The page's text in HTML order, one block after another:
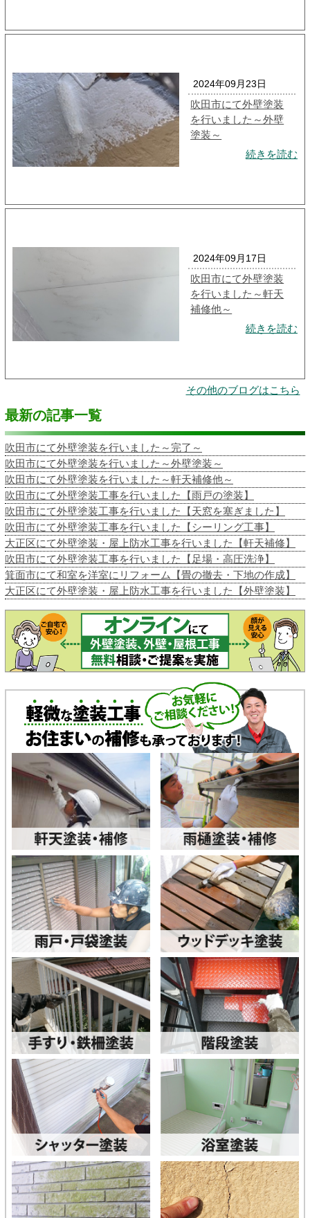
2024年09月23日
吹田市にて外壁塗装
を行いました～外壁
塗装～
続きを読む
2024年09月17日
吹田市にて外壁塗装
を行いました～軒天
補修他～
続きを読む
その他のブログはこちら
最新の記事一覧
吹田市にて外壁塗装を行いました～完了～
吹田市にて外壁塗装を行いました～外壁塗装～
吹田市にて外壁塗装を行いました～軒天補修他～
吹田市にて外壁塗装工事を行いました【雨戸の塗装】
吹田市にて外壁塗装工事を行いました【天窓を塞ぎました】
吹田市にて外壁塗装工事を行いました【シーリング工事】
大正区にて外壁塗装・屋上防水工事を行いました【軒天補修】
吹田市にて外壁塗装工事を行いました【足場・高圧洗浄】
箕面市にて和室を洋室にリフォーム【畳の撤去・下地の作成】
大正区にて外壁塗装・屋上防水工事を行いました【外壁塗装】